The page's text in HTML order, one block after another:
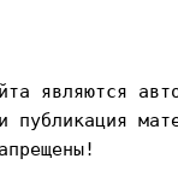
являются
публикация